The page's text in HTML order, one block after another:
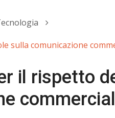
sulla comunicazione
il rispetto